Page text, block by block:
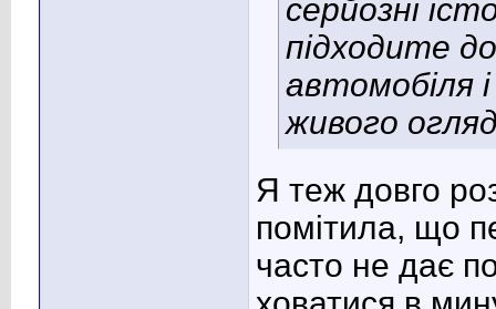
серйозні
підходите
автомобіля
живого
Я теж довго
помітила, що
часто не дає